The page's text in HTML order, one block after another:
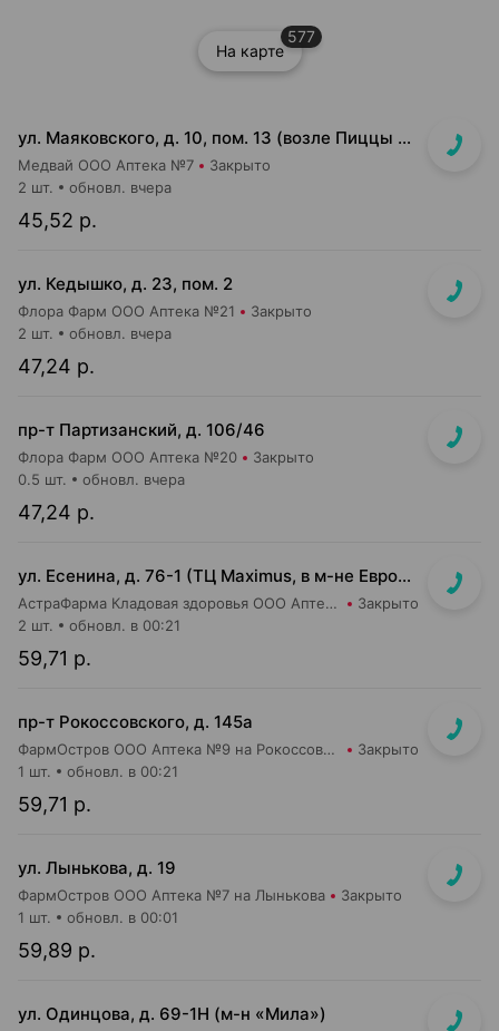
На карте
577
ул. Маяковского, д. 10, пом. 13 (возле Пиццы Мании)
Медвай ООО Аптека №7 Закрыто
45,52 р.
2 шт. обновл. вчера
ул. Кедышко, д. 23, пом. 2
Флора Фарм ООО Аптека №21 Закрыто
47,24 р.
2 шт. обновл. вчера
пр-т Партизанский, д. 106/46
Флора Фарм ООО Аптека №20 Закрыто
47,24 р.
0.5 шт. обновл. вчера
ул. Есенина, д. 76-1 (ТЦ Maximus, в м-не Евроопт Super)
АстраФарма Кладовая здоровья ООО Аптека №9 Закрыто
59,71 р.
2 шт. обновл. в 00:21
пр-т Рокоссовского, д. 145а
ФармОстров ООО Аптека №9 на Рокоссовского Закрыто
59,71 р.
1 шт. обновл. в 00:21
ул. Лынькова, д. 19
ФармОстров ООО Аптека №7 на Лынькова Закрыто
59,89 р.
1 шт. обновл. в 00:01
ул. Одинцова, д. 69-1Н (м-н «Мила»)